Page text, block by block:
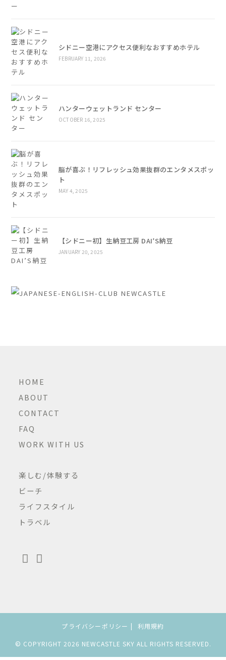
シドニー空港にアクセス便利なおすすめホテル
FEBRUARY 11, 2026
ハンターウェットランド センター
OCTOBER 16, 2025
脳が喜ぶ！リフレッシュ効果抜群のエンタメスポッ
ト
MAY 4, 2025
【シドニー初】生納豆工房 DAI’S納豆
JANUARY 20, 2025
HOME
ABOUT
CONTACT
FAQ
WORK WITH US
楽しむ/体験する
ビーチ
ライフスタイル
トラベル
プライバシーポリシー 利用規約
© COPYRIGHT 2026 NEWCASTLE SKY ALL RIGHTS RESERVED.